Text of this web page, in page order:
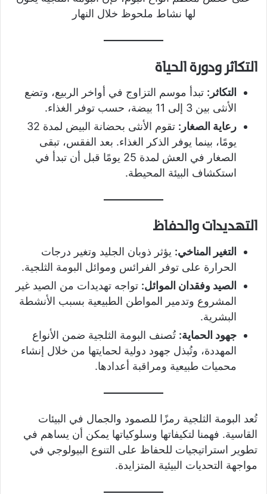
لها نشاط ملحوظ خلال النهار
التكاثر ودورة الحياة
التكاثر: تبدأ موسم التزاوج في أواخر الربيع، وتضع
الأنثى بين 3 إلى 11 بيضة، حسب توفر الغذاء.
رعاية الصغار:
تقوم الأنثى بحضانة البيض لمدة 32
يومًا، بينما يوفر الذكر الغذاء. بعد الفقس، تبقى
الصغار في العش لمدة 25 يومًا قبل أن تبدأ في
استكشاف البيئة المحيطة.
التهديدات والحفاظ
التغير المناخي: يؤثر ذوبان الجليد وتغير درجات
الحرارة على توفر الفرائس وموائل البومة الثلجية.
الصيد وفقدان الموائل: تواجه تهديدات من الصيد غير
المشروع وتدمير المواطن الطبيعية بسبب الأنشطة
البشرية.
جهود الحماية: تُصنف البومة الثلجية ضمن الأنواع
المهددة، وتُبذل جهود دولية لحمايتها من خلال إنشاء
محميات طبيعية ومراقبة أعدادها.
تُعد البومة الثلجية رمزًا للصمود والجمال في البيئات
القاسية. فهمنا لتكيفاتها وسلوكياتها يمكن أن يساهم في
تطوير استراتيجيات للحفاظ على التنوع البيولوجي في
مواجهة التحديات البيئية المتزايدة.